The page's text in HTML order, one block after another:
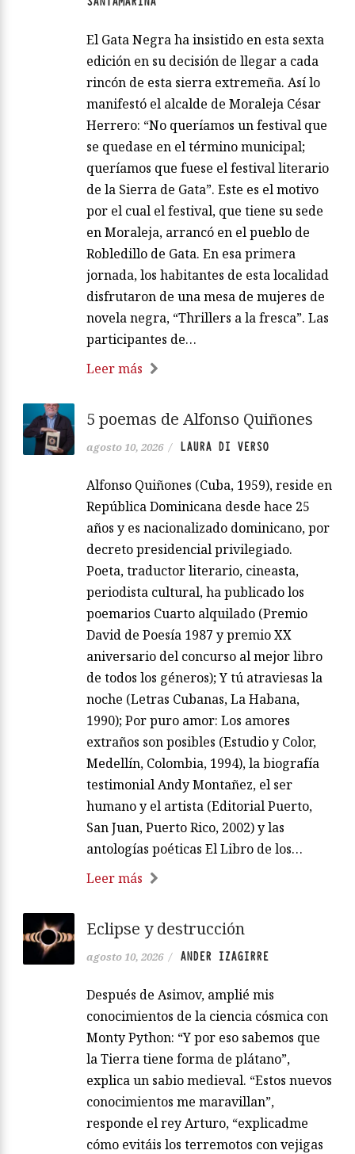
El Gata Negra ha insistido en esta sexta
edición en su decisión de llegar a cada
rincón de esta sierra extremeña. Así lo
manifestó el alcalde de Moraleja César
Herrero: “No queríamos un festival que
se quedase en el término municipal;
queríamos que fuese el festival literario
de la Sierra de Gata”. Este es el motivo
por el cual el festival, que tiene su sede
en Moraleja, arrancó en el pueblo de
Robledillo de Gata. En esa primera
jornada, los habitantes de esta localidad
disfrutaron de una mesa de mujeres de
novela negra, “Thrillers a la fresca”. Las
participantes de…
Leer más
5 poemas de Alfonso Quiñones
agosto 10, 2026 / LAURA DI VERSO
Alfonso Quiñones (Cuba, 1959), reside en
República Dominicana desde hace 25
años y es nacionalizado dominicano, por
decreto presidencial privilegiado.
Poeta, traductor literario, cineasta,
periodista cultural, ha publicado los
poemarios Cuarto alquilado (Premio
David de Poesía 1987 y premio XX
aniversario del concurso al mejor libro
de todos los géneros); Y tú atraviesas la
noche (Letras Cubanas, La Habana,
1990); Por puro amor: Los amores
extraños son posibles (Estudio y Color,
Medellín, Colombia, 1994), la biografía
testimonial Andy Montañez, el ser
humano y el artista (Editorial Puerto,
San Juan, Puerto Rico, 2002) y las
antologías poéticas El Libro de los…
Leer más
Eclipse y destrucción
agosto 10, 2026 / ANDER IZAGIRRE
Después de Asimov, amplié mis
conocimientos de la ciencia cósmica con
Monty Python: “Y por eso sabemos que
la Tierra tiene forma de plátano”,
explica un sabio medieval. “Estos nuevos
conocimientos me maravillan”,
responde el rey Arturo, “explicadme
cómo evitáis los terremotos con vejigas